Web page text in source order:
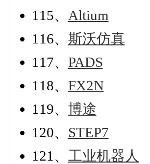
115、 Altium
116、 斯沃仿真
117、 PADS
118、 FX2N
119、 博途
120、 STEP7
121、 工业机器人